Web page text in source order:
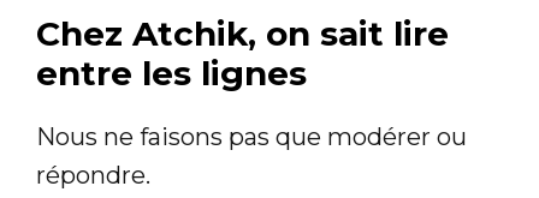
Chez Atchik, on sait lire
entre les lignes
Nous ne faisons pas que modérer ou
répondre.